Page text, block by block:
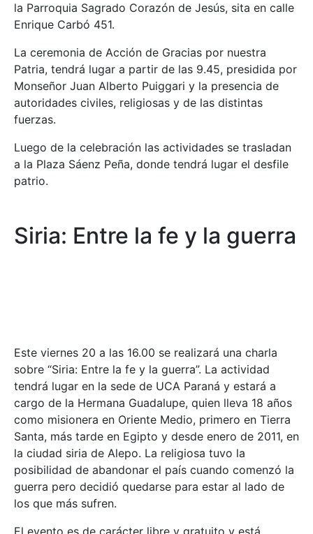
la Parroquia Sagrado Corazón de Jesús, sita en calle
Enrique Carbó 451.
La ceremonia de Acción de Gracias por nuestra
Patria, tendrá lugar a partir de las 9.45, presidida por
Monseñor Juan Alberto Puiggari y la presencia de
autoridades civiles, religiosas y de las distintas
fuerzas.
Luego de la celebración las actividades se trasladan
a la Plaza Sáenz Peña, donde tendrá lugar el desfile
patrio.
Siria: Entre la fe y la guerra
Este viernes 20 a las 16.00 se realizará una charla
sobre “Siria: Entre la fe y la guerra”. La actividad
tendrá lugar en la sede de UCA Paraná y estará a
cargo de la Hermana Guadalupe, quien lleva 18 años
como misionera en Oriente Medio, primero en Tierra
Santa, más tarde en Egipto y desde enero de 2011, en
la ciudad siria de Alepo. La religiosa tuvo la
posibilidad de abandonar el país cuando comenzó la
guerra pero decidió quedarse para estar al lado de
los que más sufren.